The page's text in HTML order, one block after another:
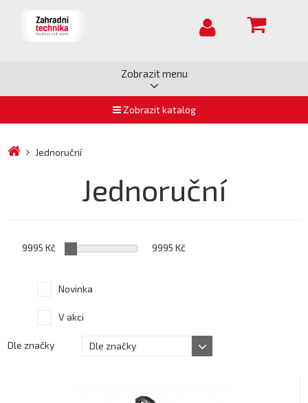
Zobrazit menu
Zobrazit katalog
Jednoruční
Jednoruční
9995 Kč 9995 Kč
Novinka
V akci
Dle značky Dle značky